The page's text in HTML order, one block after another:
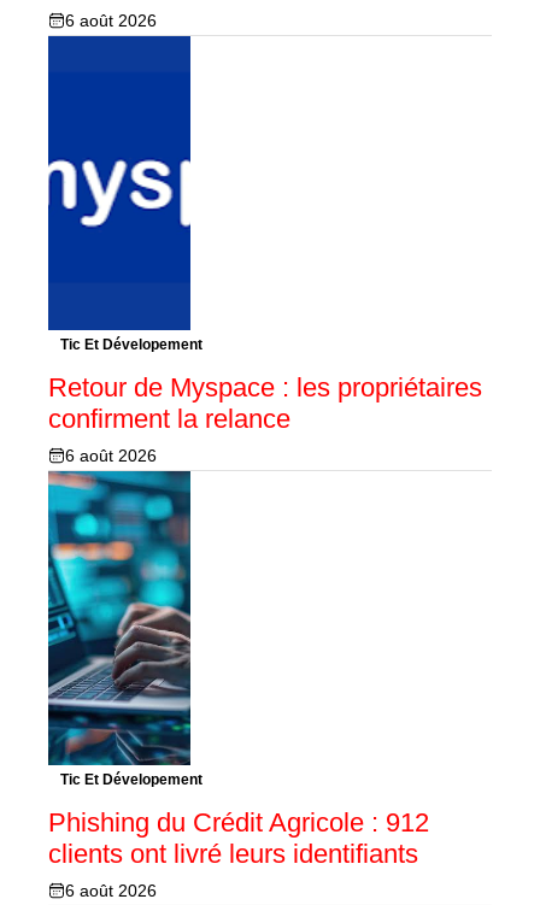
6 août 2026
Tic Et Dévelopement
Retour de Myspace : les propriétaires
confirment la relance
6 août 2026
Tic Et Dévelopement
Phishing du Crédit Agricole : 912
clients ont livré leurs identifiants
6 août 2026